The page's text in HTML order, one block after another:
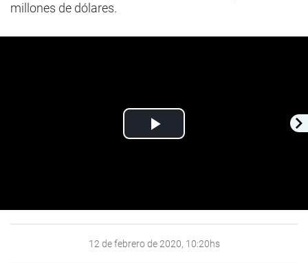
millones de dólares.
Play
12 de febrero de 2020, 10:20hs